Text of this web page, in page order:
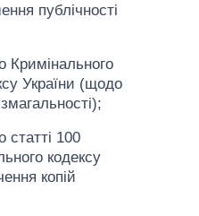
публічності
Кримінального
України (щодо
статті 100
кодексу
копій